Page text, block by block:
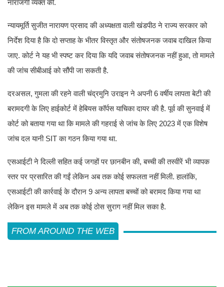
नाराजगी व्यक्त की.
न्यायमूर्ति सुजीत नारायण प्रसाद की अध्यक्षता वाली खंडपीठ ने राज्य सरकार को
निर्देश दिया है कि दो सप्ताह के भीतर विस्तृत और संतोषजनक जवाब दाखिल किया
जाए. कोर्ट ने यह भी स्पष्ट कर दिया कि यदि जवाब संतोषजनक नहीं हुआ, तो मामले
की जांच सीबीआई को सौंपी जा सकती है.
दरअसल, गुमला की रहने वाली चंद्रमुनि उराइन ने अपनी 6 वर्षीय लापता बेटी की
बरामदगी के लिए हाईकोर्ट में हेबियस कॉर्पस याचिका दायर की है. पूर्व की सुनवाई में
कोर्ट को बताया गया था कि मामले की गहराई से जांच के लिए 2023 में एक विशेष
जांच दल यानी SIT का गठन किया गया था.
एसआईटी ने दिल्ली सहित कई जगहों पर छानबीन की, बच्ची की तस्वीरें भी व्यापक
स्तर पर प्रसारित की गईं लेकिन अब तक कोई सफलता नहीं मिली. हालांकि,
एसआईटी की कार्रवाई के दौरान 9 अन्य लापता बच्चों को बरामद किया गया था
लेकिन इस मामले में अब तक कोई ठोस सुराग नहीं मिल सका है.
FROM AROUND THE WEB